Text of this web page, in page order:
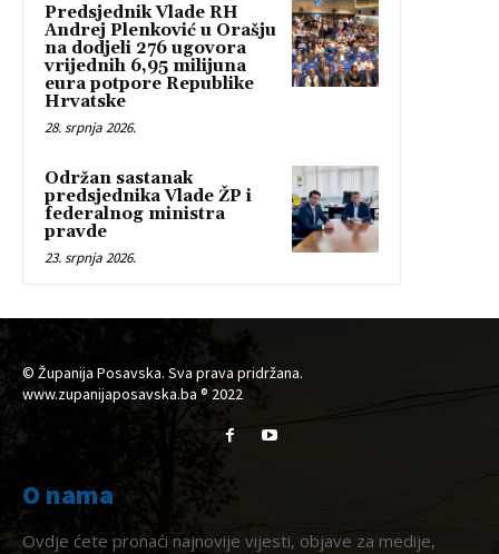
Predsjednik Vlade RH
Andrej Plenković u Orašju
na dodjeli 276 ugovora
vrijednih 6,95 milijuna
eura potpore Republike
Hrvatske
28. srpnja 2026.
Održan sastanak
predsjednika Vlade ŽP i
federalnog ministra
pravde
23. srpnja 2026.
© Županija Posavska. Sva prava pridržana.
www.zupanijaposavska.ba ® 2022
O nama
Ovdje ćete pronaći najnovije vijesti, objave za medije,